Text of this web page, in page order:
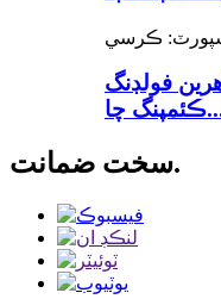
فولڊنگ
چا...
سخت ضمانت.